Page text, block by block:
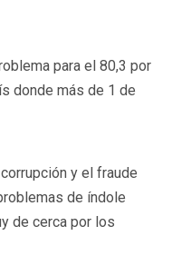
para el 80,3 por
donde más de 1 de
y el fraude
de índole
de cerca por los